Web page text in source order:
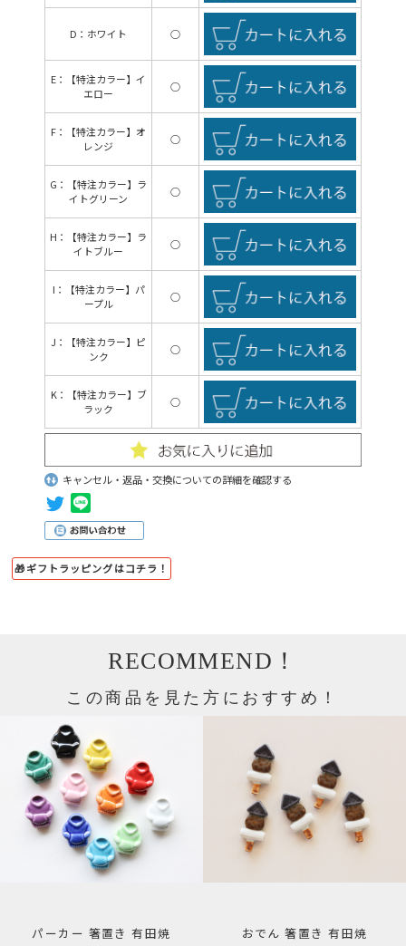
D：ホワイト ○
E：【特注カラー】イ
エロー
○
F：【特注カラー】オ
レンジ
○
G：【特注カラー】ラ
イトグリーン
○
H：【特注カラー】ラ
イトブルー
○
I：【特注カラー】パ
ープル
○
J：【特注カラー】ピ
ンク
○
K：【特注カラー】ブ
ラック
○
キャンセル・返品・交換についての詳細を確認する
🎁ギフトラッピングはコチラ！
RECOMMEND！
この商品を見た方におすすめ！
パーカー 箸置き 有田焼 おでん 箸置き 有田焼